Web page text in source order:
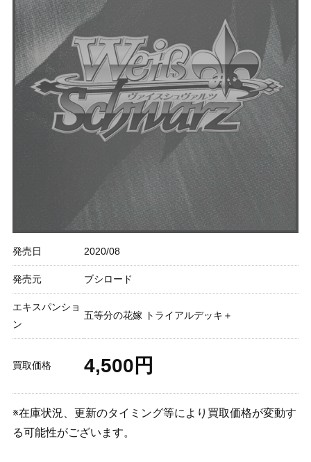
発売日 2020/08
発売元 ブシロード
エキスパンショ
ン
五等分の花嫁 トライアルデッキ＋
買取価格 4,500円
※在庫状況、更新のタイミング等により買取価格が変動す
る可能性がございます。